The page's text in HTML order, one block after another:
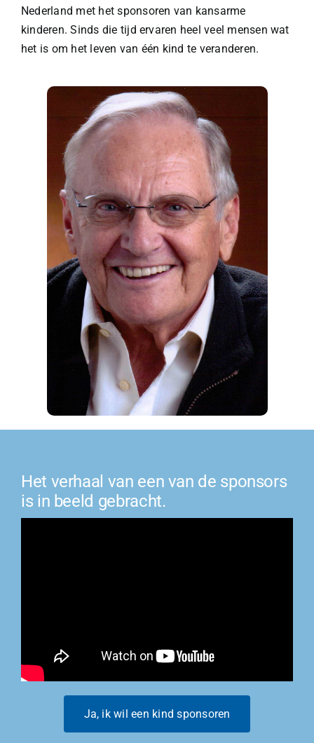
Nederland met het sponsoren van kansarme
kinderen. Sinds die tijd ervaren heel veel mensen wat
het is om het leven van één kind te veranderen.
Het verhaal van een van de sponsors
is in beeld gebracht.
Ja, ik wil een kind sponsoren